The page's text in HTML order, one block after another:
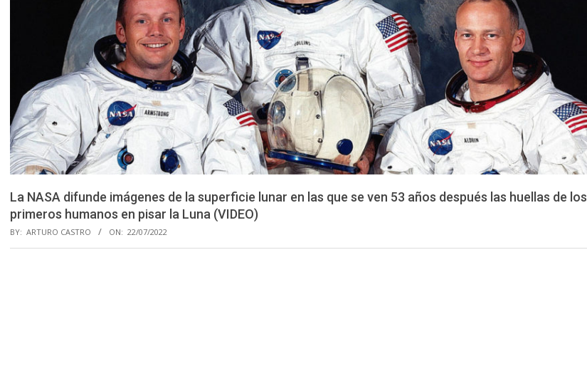
La NASA difunde imágenes de la superficie lunar en las que se ven 53 años después las huellas de los
primeros humanos en pisar la Luna (VIDEO)
BY: ARTURO CASTRO ON: 22/07/2022